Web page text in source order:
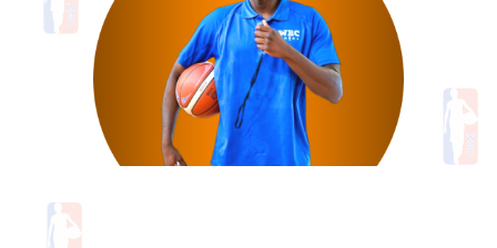
Contacts